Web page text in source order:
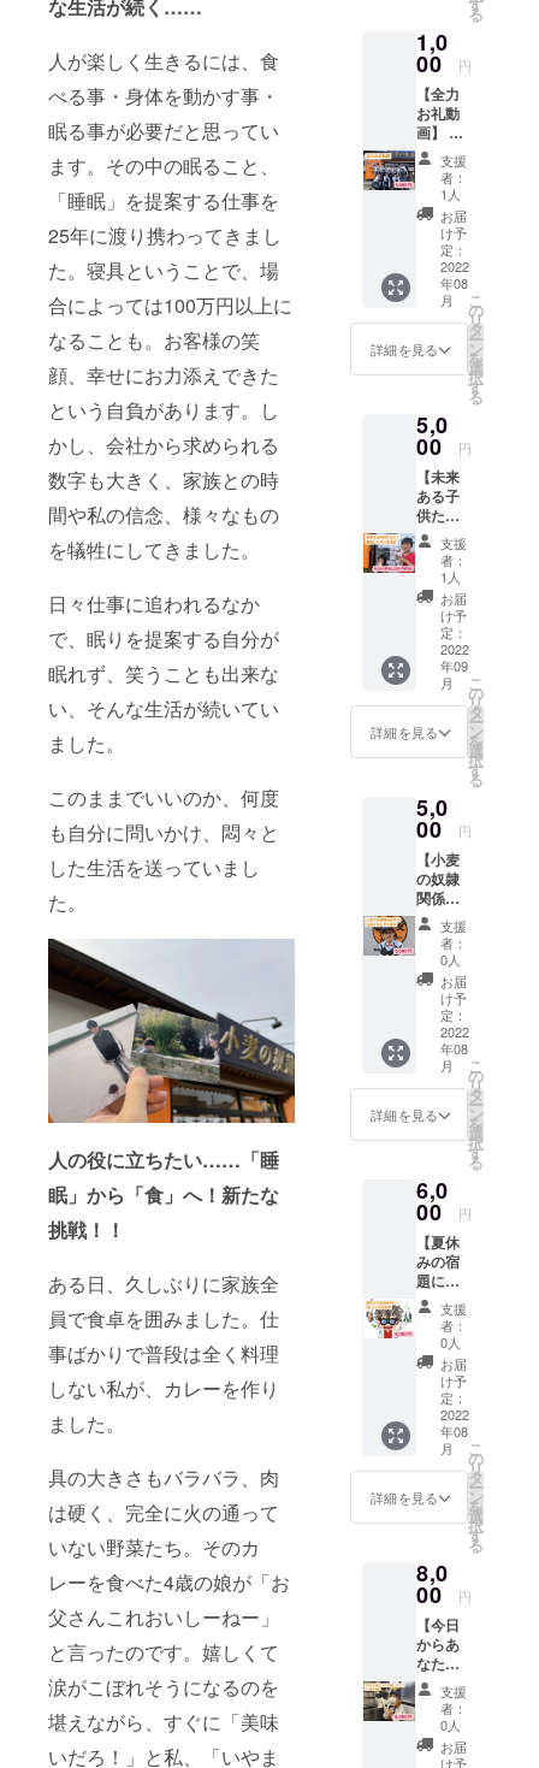
な生活が続く……
人が楽しく生きるには、食
べる事・身体を動かす事・
眠る事が必要だと思ってい
ます。その中の眠ること、
「睡眠」を提案する仕事を
25年に渡り携わってきまし
た。寝具ということで、場
合によっては100万円以上に
なることも。お客様の笑
顔、幸せにお力添えできた
という自負があります。し
かし、会社から求められる
数字も大きく、家族との時
間や私の信念、様々なもの
を犠牲にしてきました。
日々仕事に追われるなか
で、眠りを提案する自分が
眠れず、笑うことも出来な
い、そんな生活が続いてい
ました。
このままでいいのか、何度
も自分に問いかけ、悶々と
した生活を送っていまし
た。
人の役に立ちたい……「睡
眠」から「食」へ！新たな
挑戦！！
ある日、久しぶりに家族全
員で食卓を囲みました。仕
事ばかりで普段は全く料理
しない私が、カレーを作り
ました。
具の大きさもバラバラ、肉
は硬く、完全に火の通って
いない野菜たち。そのカ
レーを食べた4歳の娘が「お
父さんこれおいしーねー」
と言ったのです。嬉しくて
涙がこぼれそうになるのを
堪えながら、すぐに「美味
いだろ！」と私、「いやま
しま
す。
る
1,0
00 円
【全力
お礼動
画】 小
麦の奴
隷 仙台
愛子店
のク
ルーみ
んなの
感謝の
気持ち
を動画
にして
お届
け！！
支援
者：
1人
お届
け予
定：
2022
年08
月
詳細を見る
こ
の
リ
タ
ー
ン
を
選
択
す
る
5,0
00 円
【未来
ある子
供たち
に！美
味しい
パンを
提
供！】
近隣の
保育園
の子供
たちに
5,250円
相当
（20〜
25名様
パンを
提供し
ます。
子供た
ちには
「今日
は○○さ
んから
の提供
で
す！！
」とお
伝えし
ます。1
施設、
50〜
100名の
そのた
め、他
の支援
者様と
合わせ
ての実
施とな
ること
もあり
ます。
■リター
ン内容
・お礼
のメー
ル ・近
隣の保
育園の
相当の
パンを
提供
（20〜
25名様
分） ※
保育施
設と相
談しパ
ンの種
支援
者：
1人
お届
け予
定：
2022
年09
月
詳細を見る
こ
の
リ
タ
ー
ン
を
選
択
す
る
5,0
00 円
【小麦
の奴隷
関係者
向け ホ
ンモノ
店長む
つにな
んでも
相談】
あなた
の相談
乗りま
す！小
麦の奴
隷の立
ち上げ
て等、
30分間
相談に
乗りま
す。 ■
リター
ン内容
小麦の
奴隷 仙
台愛子
店 ホン
モノ店
長 佐藤
睦彦に
なんで
も相
談。好
い。 ■
場所
「小麦
の奴隷
仙台愛
子店」
or「オ
ンライ
ン」
（オン
支援
者：
0人
お届
け予
定：
2022
年08
月
詳細を見る
こ
の
リ
タ
ー
ン
を
選
択
す
る
6,0
00 円
【夏休
みの宿
題に！
１日子
ども店
長券】
もうす
ぐ夏休
み！！
お子様
の自由
研究
に、店
長体験
はいか
がです
自分で
作った
パンを
お土産
に♪ ク
ルーが
お子様
の写真
を撮影
します
ので、
支援
者：
0人
お届
け予
定：
2022
年08
月
詳細を見る
こ
の
リ
タ
ー
ン
を
選
択
す
る
8,0
00 円
【今日
からあ
なたも
パン職
人！？
】 小麦
の奴隷
の生
支援
者：
0人
お届
け予